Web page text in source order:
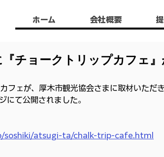
ホーム 会社概要
チョークトリップカフェ』
フェが、厚木市観光協会さまに取材いただき
にて公開されました。
atsugi-ta/chalk-trip-cafe.html